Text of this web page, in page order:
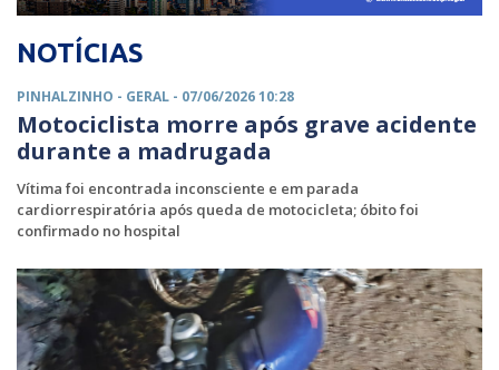
NOTÍCIAS
PINHALZINHO - GERAL - 07/06/2026 10:28
Motociclista morre após grave acidente
durante a madrugada
Vítima foi encontrada inconsciente e em parada
cardiorrespiratória após queda de motocicleta; óbito foi
confirmado no hospital